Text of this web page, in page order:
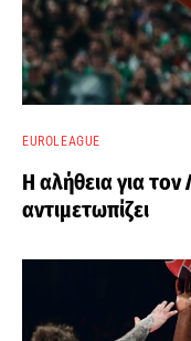
EUROLEAGUE
Η αλήθεια για
αντιμετωπίζει